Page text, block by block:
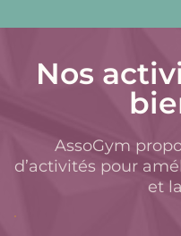
Nos
AssoGym
d’activités pour
et